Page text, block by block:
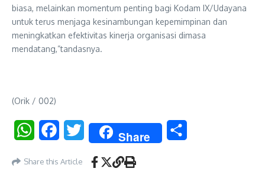
biasa, melainkan momentum penting bagi Kodam IX/Udayana
untuk terus menjaga kesinambungan kepemimpinan dan
meningkatkan efektivitas kinerja organisasi dimasa
mendatang,”tandasnya.
(Orik / 002)
WhatsAppFacebookTwitter Share
Share this Article